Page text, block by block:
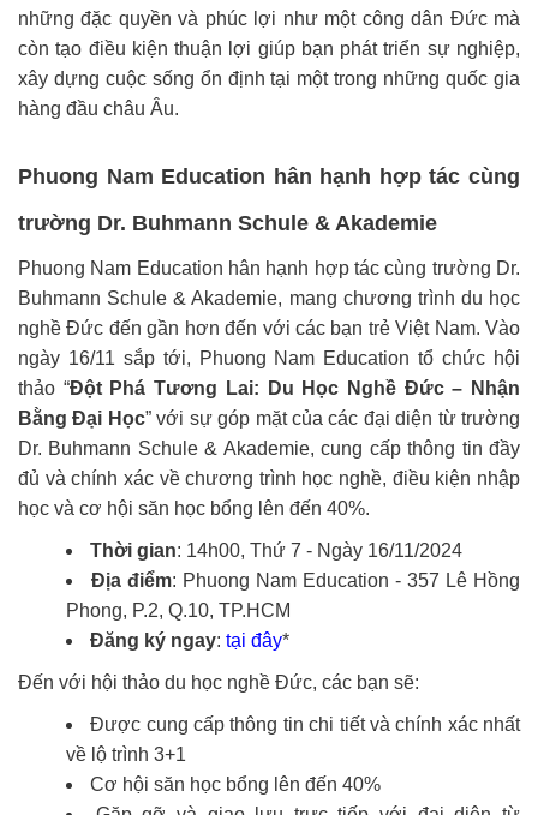
những đặc quyền và phúc lợi như một công dân Đức mà
còn tạo điều kiện thuận lợi giúp bạn phát triển sự nghiệp,
xây dựng cuộc sống ổn định tại một trong những quốc gia
hàng đầu châu Âu.
Phuong Nam Education hân hạnh hợp tác cùng
trường Dr. Buhmann Schule & Akademie
Phuong Nam Education hân hạnh hợp tác cùng trường Dr.
Buhmann Schule & Akademie, mang chương trình du học
nghề Đức đến gần hơn đến với các bạn trẻ Việt Nam. Vào
ngày 16/11 sắp tới, Phuong Nam Education tổ chức hội
thảo “Đột Phá Tương Lai: Du Học Nghề Đức – Nhận
Bằng Đại Học” với sự góp mặt của các đại diện từ trường
Dr. Buhmann Schule & Akademie, cung cấp thông tin đầy
đủ và chính xác về chương trình học nghề, điều kiện nhập
học và cơ hội săn học bổng lên đến 40%.
Thời gian: 14h00, Thứ 7 - Ngày 16/11/2024
Địa điểm: Phuong Nam Education - 357 Lê Hồng
Phong, P.2, Q.10, TP.HCM
Đăng ký ngay: tại đây*
Đến với hội thảo du học nghề Đức, các bạn sẽ:
Được cung cấp thông tin chi tiết và chính xác nhất
về lộ trình 3+1
Cơ hội săn học bổng lên đến 40%